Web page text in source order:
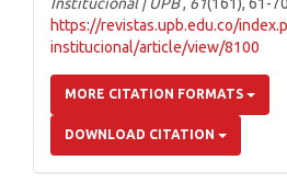
Institucional | UPB, 61(161), 61-
https://revistas.upb.edu.co/
institucional/article/view/8100
MORE CITATION FORMATS
DOWNLOAD CITATION